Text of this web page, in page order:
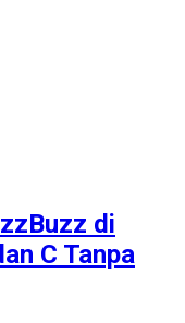
di
C Tanpa